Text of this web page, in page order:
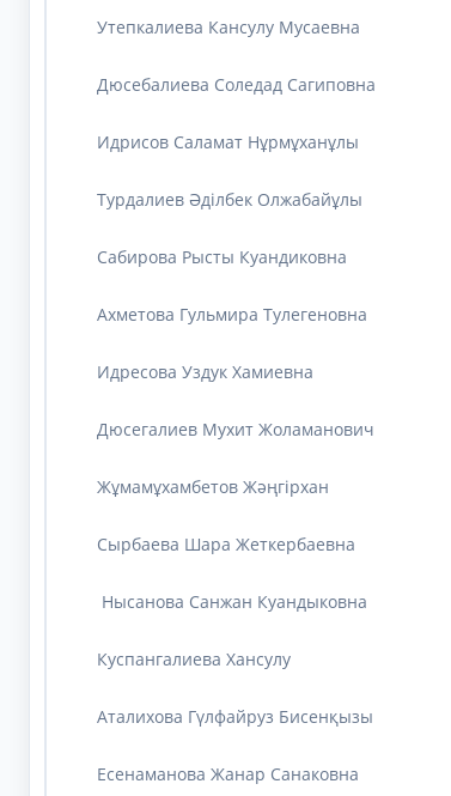
Утепкалиева Кансулу Мусаевна
Дюсебалиева Соледад Сагиповна
Идрисов Саламат Нұрмұханұлы
Турдалиев Әділбек Олжабайұлы
Сабирова Рысты Куандиковна
Ахметова Гульмира Тулегеновна
Идресова Уздук Хамиевна
Дюсегалиев Мухит Жоламанович
Жұмамұхамбетов Жәңгірхан
Cырбаева Шара Жеткербаевна
Нысанова Санжан Куандыковна
Куспангалиева Хансулу
Аталихова Гүлфайруз Бисенқызы
Есенаманова Жанар Санаковна